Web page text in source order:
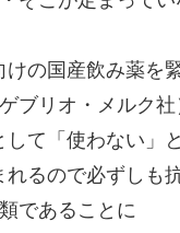
の国産飲み薬を
ブリオ・メルク
て「使わない」
るので必ずしも
であることに